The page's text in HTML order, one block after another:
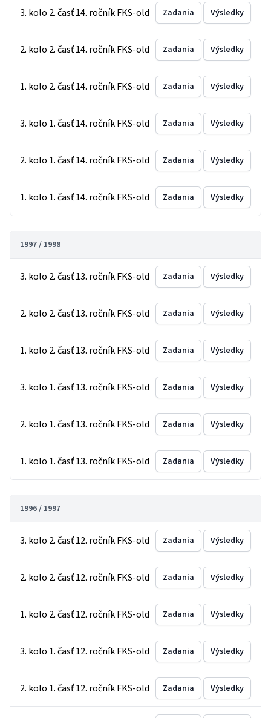
3. kolo 2. časť 14. ročník FKS-old Zadania Výsledky
2. kolo 2. časť 14. ročník FKS-old Zadania Výsledky
1. kolo 2. časť 14. ročník FKS-old Zadania Výsledky
3. kolo 1. časť 14. ročník FKS-old Zadania Výsledky
2. kolo 1. časť 14. ročník FKS-old Zadania Výsledky
1. kolo 1. časť 14. ročník FKS-old Zadania Výsledky
1997 / 1998
3. kolo 2. časť 13. ročník FKS-old Zadania Výsledky
2. kolo 2. časť 13. ročník FKS-old Zadania Výsledky
1. kolo 2. časť 13. ročník FKS-old Zadania Výsledky
3. kolo 1. časť 13. ročník FKS-old Zadania Výsledky
2. kolo 1. časť 13. ročník FKS-old Zadania Výsledky
1. kolo 1. časť 13. ročník FKS-old Zadania Výsledky
1996 / 1997
3. kolo 2. časť 12. ročník FKS-old Zadania Výsledky
2. kolo 2. časť 12. ročník FKS-old Zadania Výsledky
1. kolo 2. časť 12. ročník FKS-old Zadania Výsledky
3. kolo 1. časť 12. ročník FKS-old Zadania Výsledky
2. kolo 1. časť 12. ročník FKS-old Zadania Výsledky